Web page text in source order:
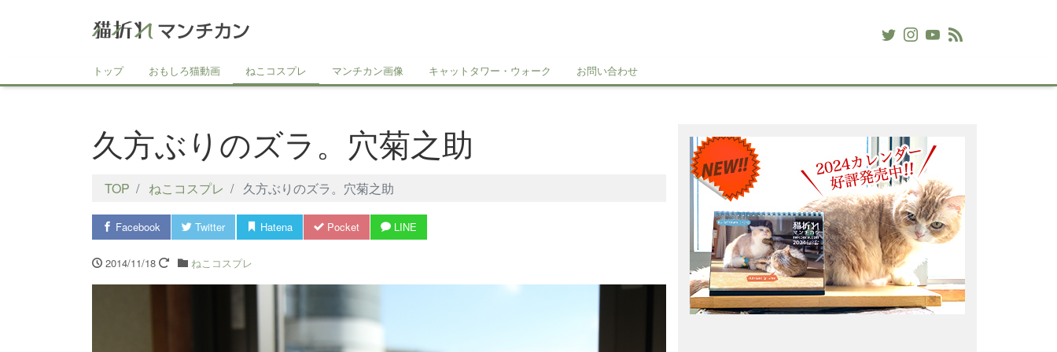
トップ おもしろ猫動画 ねこコスプレ マンチカン画像 キャットタワー・ウォーク お問い合わせ
久方ぶりのズラ。穴菊之助
TOP ねこコスプレ 久方ぶりのズラ。穴菊之助
Facebook Twitter Hatena Pocket LINE
2014/11/18 ねこコスプレ